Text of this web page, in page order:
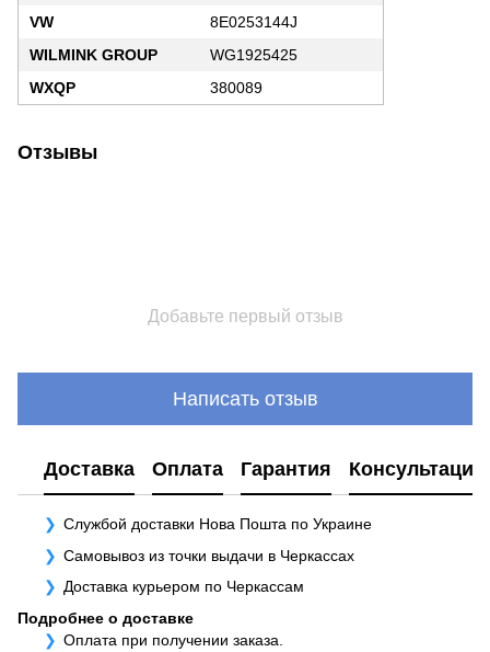
VW
8E0253144J
WILMINK GROUP
WG1925425
WXQP
380089
Отзывы
Добавьте первый отзыв
Написать отзыв
Доставка Оплата Гарантия Консультация
Службой доставки Нова Пошта по Украине
Самовывоз из точки выдачи в Черкассах
Доставка курьером по Черкассам
Подробнее о доставке
Оплата при получении заказа.